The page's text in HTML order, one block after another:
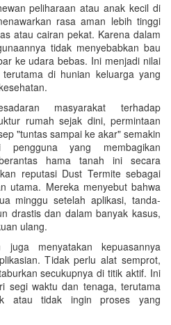
peliharaan atau anak kecil di
rasa aman lebih tinggi
atau cairan pekat. Karena dalam
tidak menyebabkan bau
ke udara bebas. Ini menjadi nilai
di hunian keluarga yang
masyarakat terhadap
rumah sejak dini, permintaan
"tuntas sampai ke akar" semakin
pengguna yang membagikan
hama tanah ini secara
reputasi Dust Termite sebagai
utama. Mereka menyebut bahwa
minggu setelah aplikasi, tanda-
drastis dan dalam banyak kasus,
ulang.
juga menyatakan kepuasannya
Tidak perlu alat semprot,
secukupnya di titik aktif. Ini
segi waktu dan tenaga, terutama
atau tidak ingin proses yang